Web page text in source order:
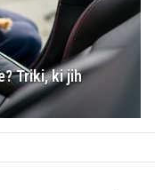
Triki, ki jih